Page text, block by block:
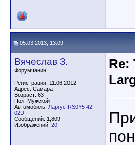
05.03.2013, 13:09
Вячеслав З.
Форумчанин
Регистрация: 11.06.2012
Адрес: Самара
Возраст: 63
Пол: Мужской
Автомобиль: Ларгус RS0Y5 42-
02D
Сообщений: 1,809
Изображений: 20
Re: